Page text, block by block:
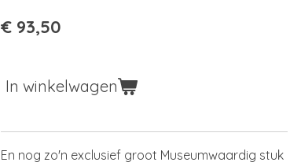
€ 93,50
In winkelwagen
En nog zo'n exclusief groot Museumwaardig stuk